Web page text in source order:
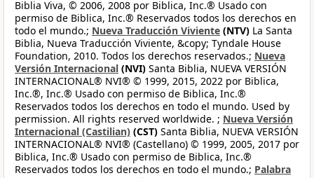
Biblia Viva, © 2006, 2008 por Biblica, Inc.® Usado con
permiso de Biblica, Inc.® Reservados todos los derechos en
todo el mundo.; Nueva Traducción Viviente (NTV) La Santa
Biblia, Nueva Traducción Viviente, &copy; Tyndale House
Foundation, 2010. Todos los derechos reservados.; Nueva
Versión Internacional (NVI) Santa Biblia, NUEVA VERSIÓN
INTERNACIONAL® NVI® © 1999, 2015, 2022 por Biblica,
Inc.®, Inc.® Usado con permiso de Biblica, Inc.®
Reservados todos los derechos en todo el mundo. Used by
permission. All rights reserved worldwide. ; Nueva Versión
Internacional (Castilian) (CST) Santa Biblia, NUEVA VERSIÓN
INTERNACIONAL® NVI® (Castellano) © 1999, 2005, 2017 por
Biblica, Inc.® Usado con permiso de Biblica, Inc.®
Reservados todos los derechos en todo el mundo.; Palabra